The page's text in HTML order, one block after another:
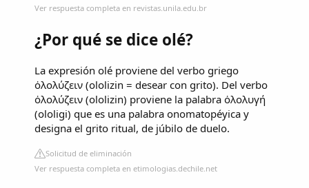
Ver respuesta completa en revistas.unila.edu.br
¿Por qué se dice olé?
La expresión olé proviene del verbo griego
ὀλολύζειν (ololizin = desear con grito). Del verbo
ὀλολύζειν (ololizin) proviene la palabra ὀλολυγή
(ololigi) que es una palabra onomatopéyica y
designa el grito ritual, de júbilo de duelo.
Solicitud de eliminación
Ver respuesta completa en etimologias.dechile.net